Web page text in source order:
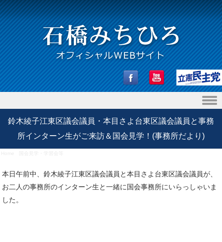
Skip to content
鈴木綾子江東区議会議員・本目さよ台東区議会議員と事務
所インターン生がご来訪＆国会見学！(事務所だより)
本日午前中、鈴木綾子江東区議会議員と本目さよ台東区議会議員が、
お二人の事務所のインターン生と一緒に国会事務所にいらっしゃいま
した。